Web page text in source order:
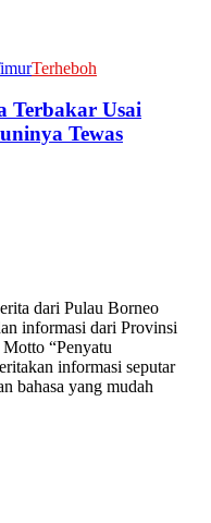
Terheboh
Terbakar Usai
Tewas
dari Pulau Borneo
informasi dari Provinsi
“Penyatu
informasi seputar
bahasa yang mudah